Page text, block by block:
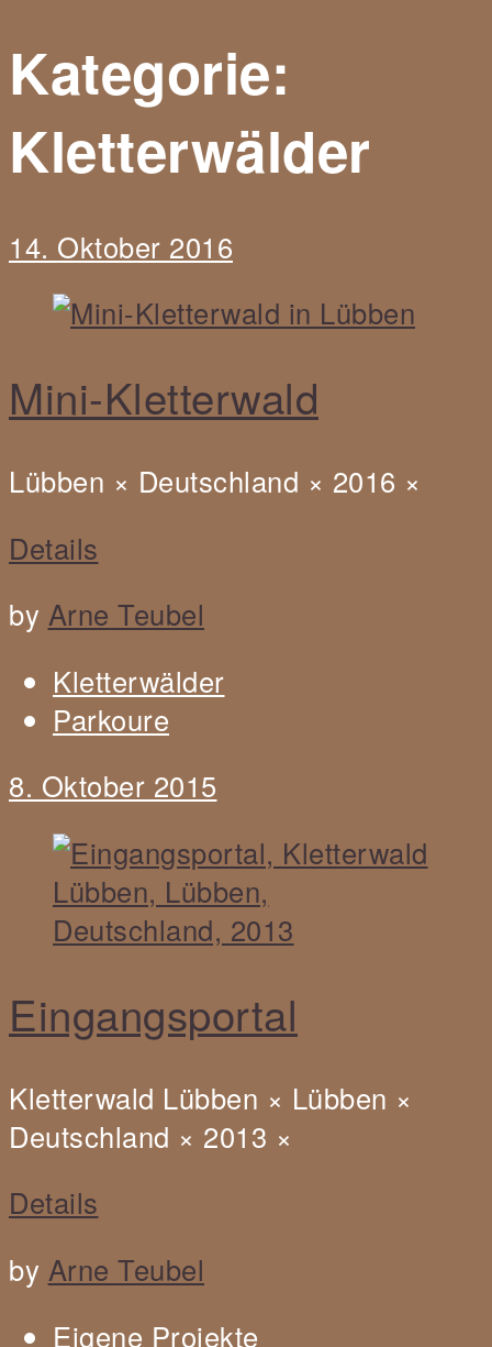
Kategorie:
Kletterwälder
14. Oktober 2016
Mini-Kletterwald
Lübben × Deutschland × 2016 ×
Details
by Arne Teubel
Kletterwälder
Parkoure
8. Oktober 2015
Eingangsportal
Kletterwald Lübben × Lübben ×
Deutschland × 2013 ×
Details
by Arne Teubel
Eigene Projekte